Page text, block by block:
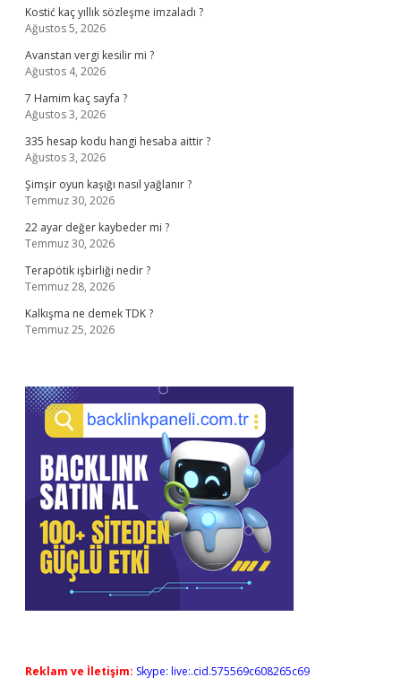
Kostić kaç yıllık sözleşme imzaladı ?
Ağustos 5, 2026
Avanstan vergi kesilir mi ?
Ağustos 4, 2026
7 Hamim kaç sayfa ?
Ağustos 3, 2026
335 hesap kodu hangi hesaba aittir ?
Ağustos 3, 2026
Şimşir oyun kaşığı nasıl yağlanır ?
Temmuz 30, 2026
22 ayar değer kaybeder mi ?
Temmuz 30, 2026
Terapötik işbirliği nedir ?
Temmuz 28, 2026
Kalkışma ne demek TDK ?
Temmuz 25, 2026
Reklam ve İletişim: Skype: live:.cid.575569c608265c69